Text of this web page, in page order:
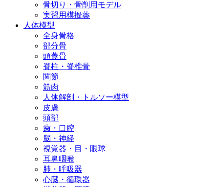
骨切り・骨削用モデル
実習用模擬薬
人体模型
全身骨格
部分骨
頭蓋骨
脊柱・脊椎骨
関節
筋肉
人体解剖・トルソー模型
皮膚
頭部
歯・口腔
脳・神経
視覚器・目・眼球
耳鼻咽喉
肺・呼吸器
心臓・循環器